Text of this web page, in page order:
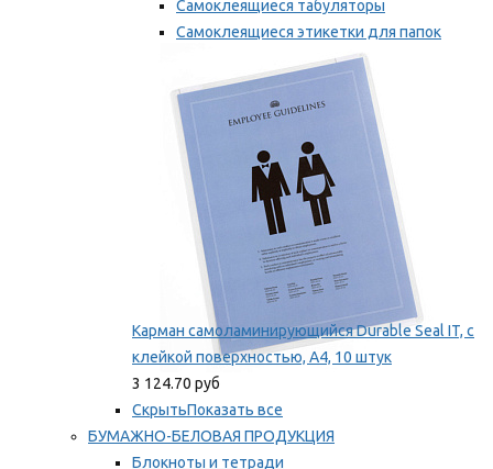
Самоклеящиеся табуляторы
Самоклеящиеся этикетки для папок
Таблички для маркировки
Мы рекомендуем
Карман самоламинирующийся Durable Seal IT, с
клейкой поверхностью, A4, 10 штук
3 124.70 руб
СкрытьПоказать все
БУМАЖНО-БЕЛОВАЯ ПРОДУКЦИЯ
Блокноты и тетради